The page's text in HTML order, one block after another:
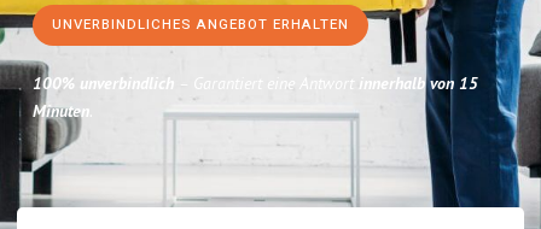
UNVERBINDLICHES ANGEBOT ERHALTEN
100% unverbindlich – Garantiert eine Antwort innerhalb von 15
Minuten.